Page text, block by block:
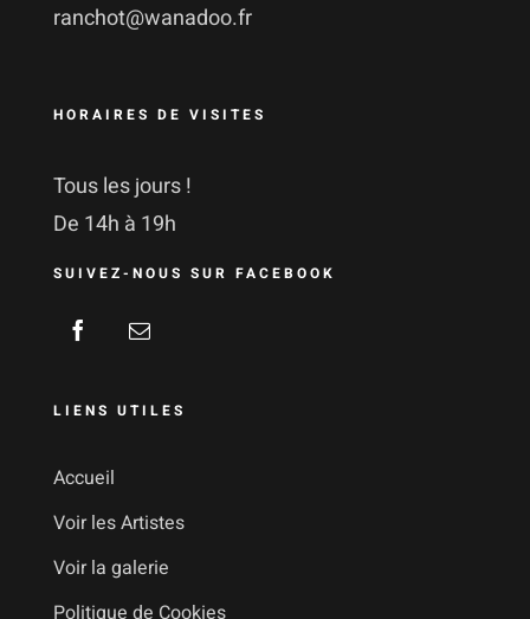
ranchot@wanadoo.fr
HORAIRES DE VISITES
Tous les jours !
De 14h à 19h
SUIVEZ-NOUS SUR FACEBOOK
LIENS UTILES
Accueil
Voir les Artistes
Voir la galerie
Politique de Cookies